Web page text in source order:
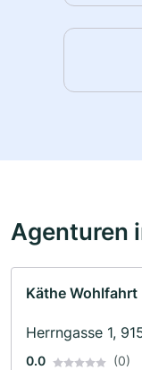
Agenturen
Käthe Wohlfahrt
Herrngasse 1,
0.0 (0)